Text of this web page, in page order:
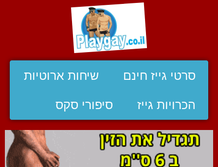
סרטי גייז חינם שיחות ארוטיות
הכרויות גייז סיפורי סקס